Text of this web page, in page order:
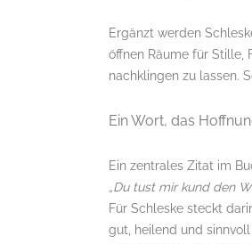
Ergänzt werden
öffnen Räume für Stille,
nachklingen zu lassen.
Ein Wort, das
Ein zentrales Zitat im
„Du tust mir kund den
Für Schleske steckt
gut, heilend und